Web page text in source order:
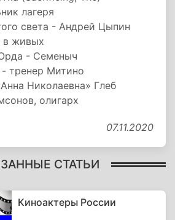
лагеря
света - Андрей Цыпин
в живых
- Семеныч
тренер Митино
Николаевна» Глеб
олигарх
07.11.2020
СТАТЬИ
Киноактеры России